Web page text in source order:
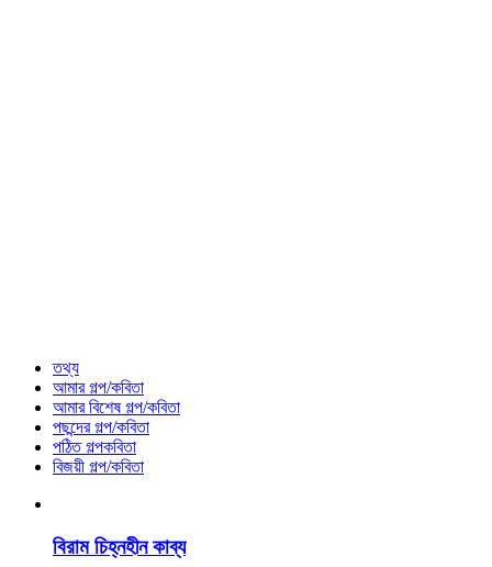
তথ্য
আমার গল্প/কবিতা
আমার বিশেষ গল্প/কবিতা
পছন্দের গল্প/কবিতা
পঠিত গল্পকবিতা
বিজয়ী গল্প/কবিতা
বিরাম চিহ্নহীন কাব্য